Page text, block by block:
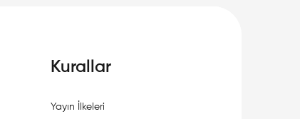
Kurallar
Yayın İlkeleri